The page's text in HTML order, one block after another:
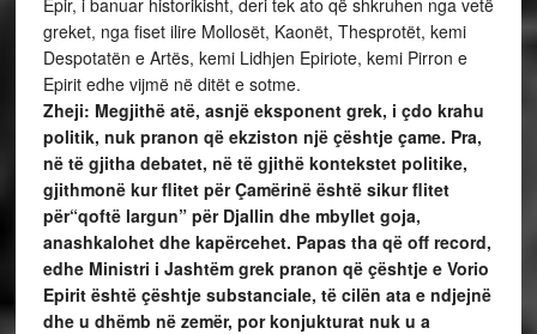
Epir, i banuar historikisht, deri tek ato që shkruhen nga vetë
greket, nga fiset ilire Mollosët, Kaonët, Thesprotët, kemi
Despotatën e Artës, kemi Lidhjen Epiriote, kemi Pirron e
Epirit edhe vijmë në ditët e sotme.
Zheji: Megjithë atë, asnjë eksponent grek, i çdo krahu
politik, nuk pranon që ekziston një çështje çame. Pra,
në të gjitha debatet, në të gjithë kontekstet politike,
gjithmonë kur flitet për Çamërinë është sikur flitet
për“qoftë largun” për Djallin dhe mbyllet goja,
anashkalohet dhe kapërcehet. Papas tha që off record,
edhe Ministri i Jashtëm grek pranon që çështje e Vorio
Epirit është çështje substanciale, të cilën ata e ndjejnë
dhe u dhëmb në zemër, por konjukturat nuk u a